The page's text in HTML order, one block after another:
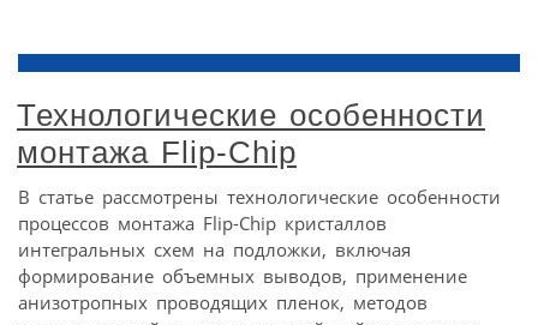
Технологические особенности
монтажа Flip-Chip
В статье рассмотрены технологические особенности
процессов монтажа Flip-Chip кристаллов
интегральных схем на подложки, включая
формирование объемных выводов, применение
анизотропных проводящих пленок, методов